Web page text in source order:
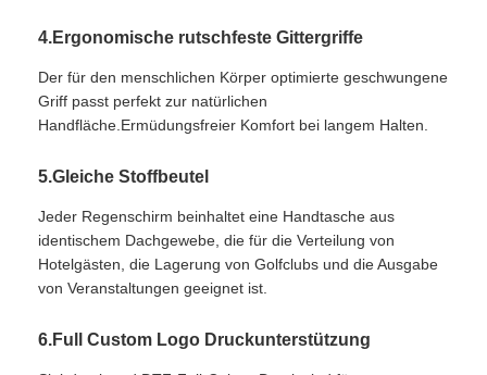
Kinderschirme
Strandschirme
4.Ergonomische rutschfeste Gittergriffe
Der für den menschlichen Körper optimierte geschwungene
Griff passt perfekt zur natürlichen
Handfläche.Ermüdungsfreier Komfort bei langem Halten.
5.Gleiche Stoffbeutel
Jeder Regenschirm beinhaltet eine Handtasche aus
identischem Dachgewebe, die für die Verteilung von
Hotelgästen, die Lagerung von Golfclubs und die Ausgabe
von Veranstaltungen geeignet ist.
6.Full Custom Logo Druckunterstützung